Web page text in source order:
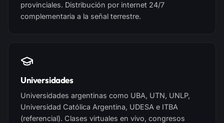
provinciales. Distribución por internet 24/7
complementaria a la señal terrestre.
Universidades
Universidades argentinas como UBA, UTN, UNLP,
Universidad Católica Argentina, UDESA e ITBA
(referencial). Clases virtuales en vivo, congresos